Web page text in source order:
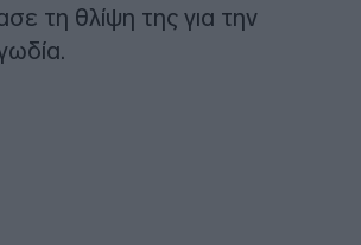
τη θλίψη της για την